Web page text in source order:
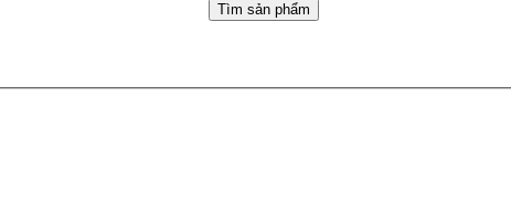
Tìm sản phẩm